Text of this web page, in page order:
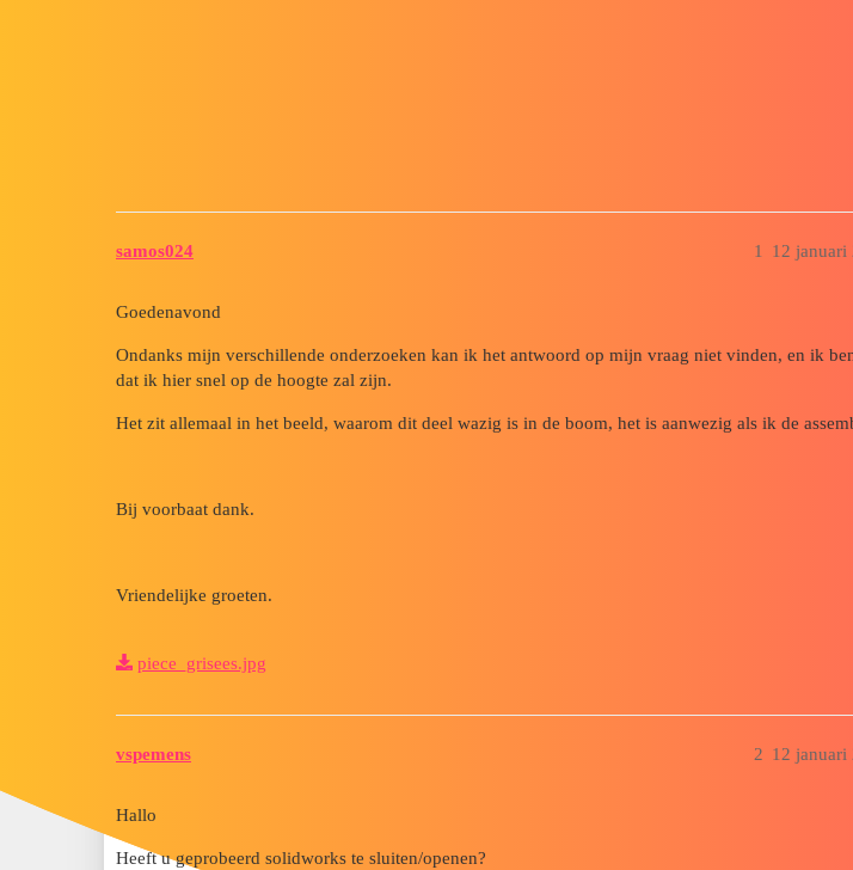
samos024 12 januari
1
Goedenavond
Ondanks mijn verschillende onderzoeken kan ik het antwoord op mijn vraag niet vinden, en ik
dat ik hier snel op de hoogte zal zijn.
Het zit allemaal in het beeld, waarom dit deel wazig is in de boom, het is aanwezig als ik de
Bij voorbaat dank.
Vriendelijke groeten.
piece_grisees.jpg
vspemens 12 januari
2
Hallo
Heeft u geprobeerd solidworks te sluiten/openen?